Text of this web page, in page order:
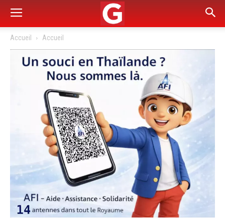
Accueil Accueil